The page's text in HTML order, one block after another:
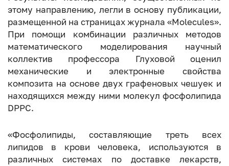
этому направлению, легли в основу публикации,
размещенной на страницах журнала «Molecules».
При помощи комбинации различных методов
математического моделирования научный
коллектив профессора Глуховой оценил
механические и электронные свойства
композита на основе двух графеновых чешуек и
находящихся между ними молекул фосфолипида
DPPC.
«Фосфолипиды, составляющие треть всех
липидов в крови человека, используются в
различных системах по доставке лекарств,